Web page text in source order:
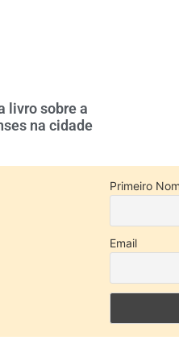
livro sobre a
na cidade
Primeiro
Email